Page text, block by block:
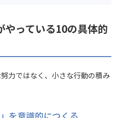
やっている10の具体的
力ではなく、小さな行動の積み